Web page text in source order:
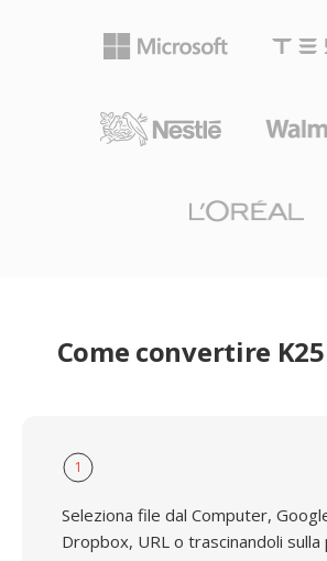
Come convertire
1
Seleziona file dal Computer,
Dropbox, URL o trascinandoli sulla